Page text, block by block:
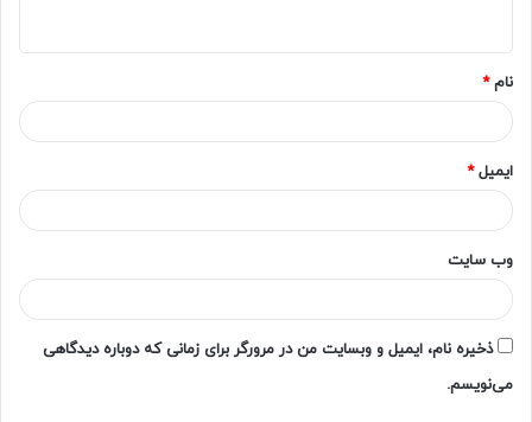
*
نام*
ایمیل*
وب‌ سایت
ذخیره نام، ایمیل و وبسایت من در مرورگر برای زمانی که دوباره دیدگاهی
می‌نویسم.